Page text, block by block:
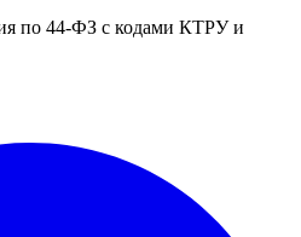
по 44-ФЗ с кодами КТРУ и